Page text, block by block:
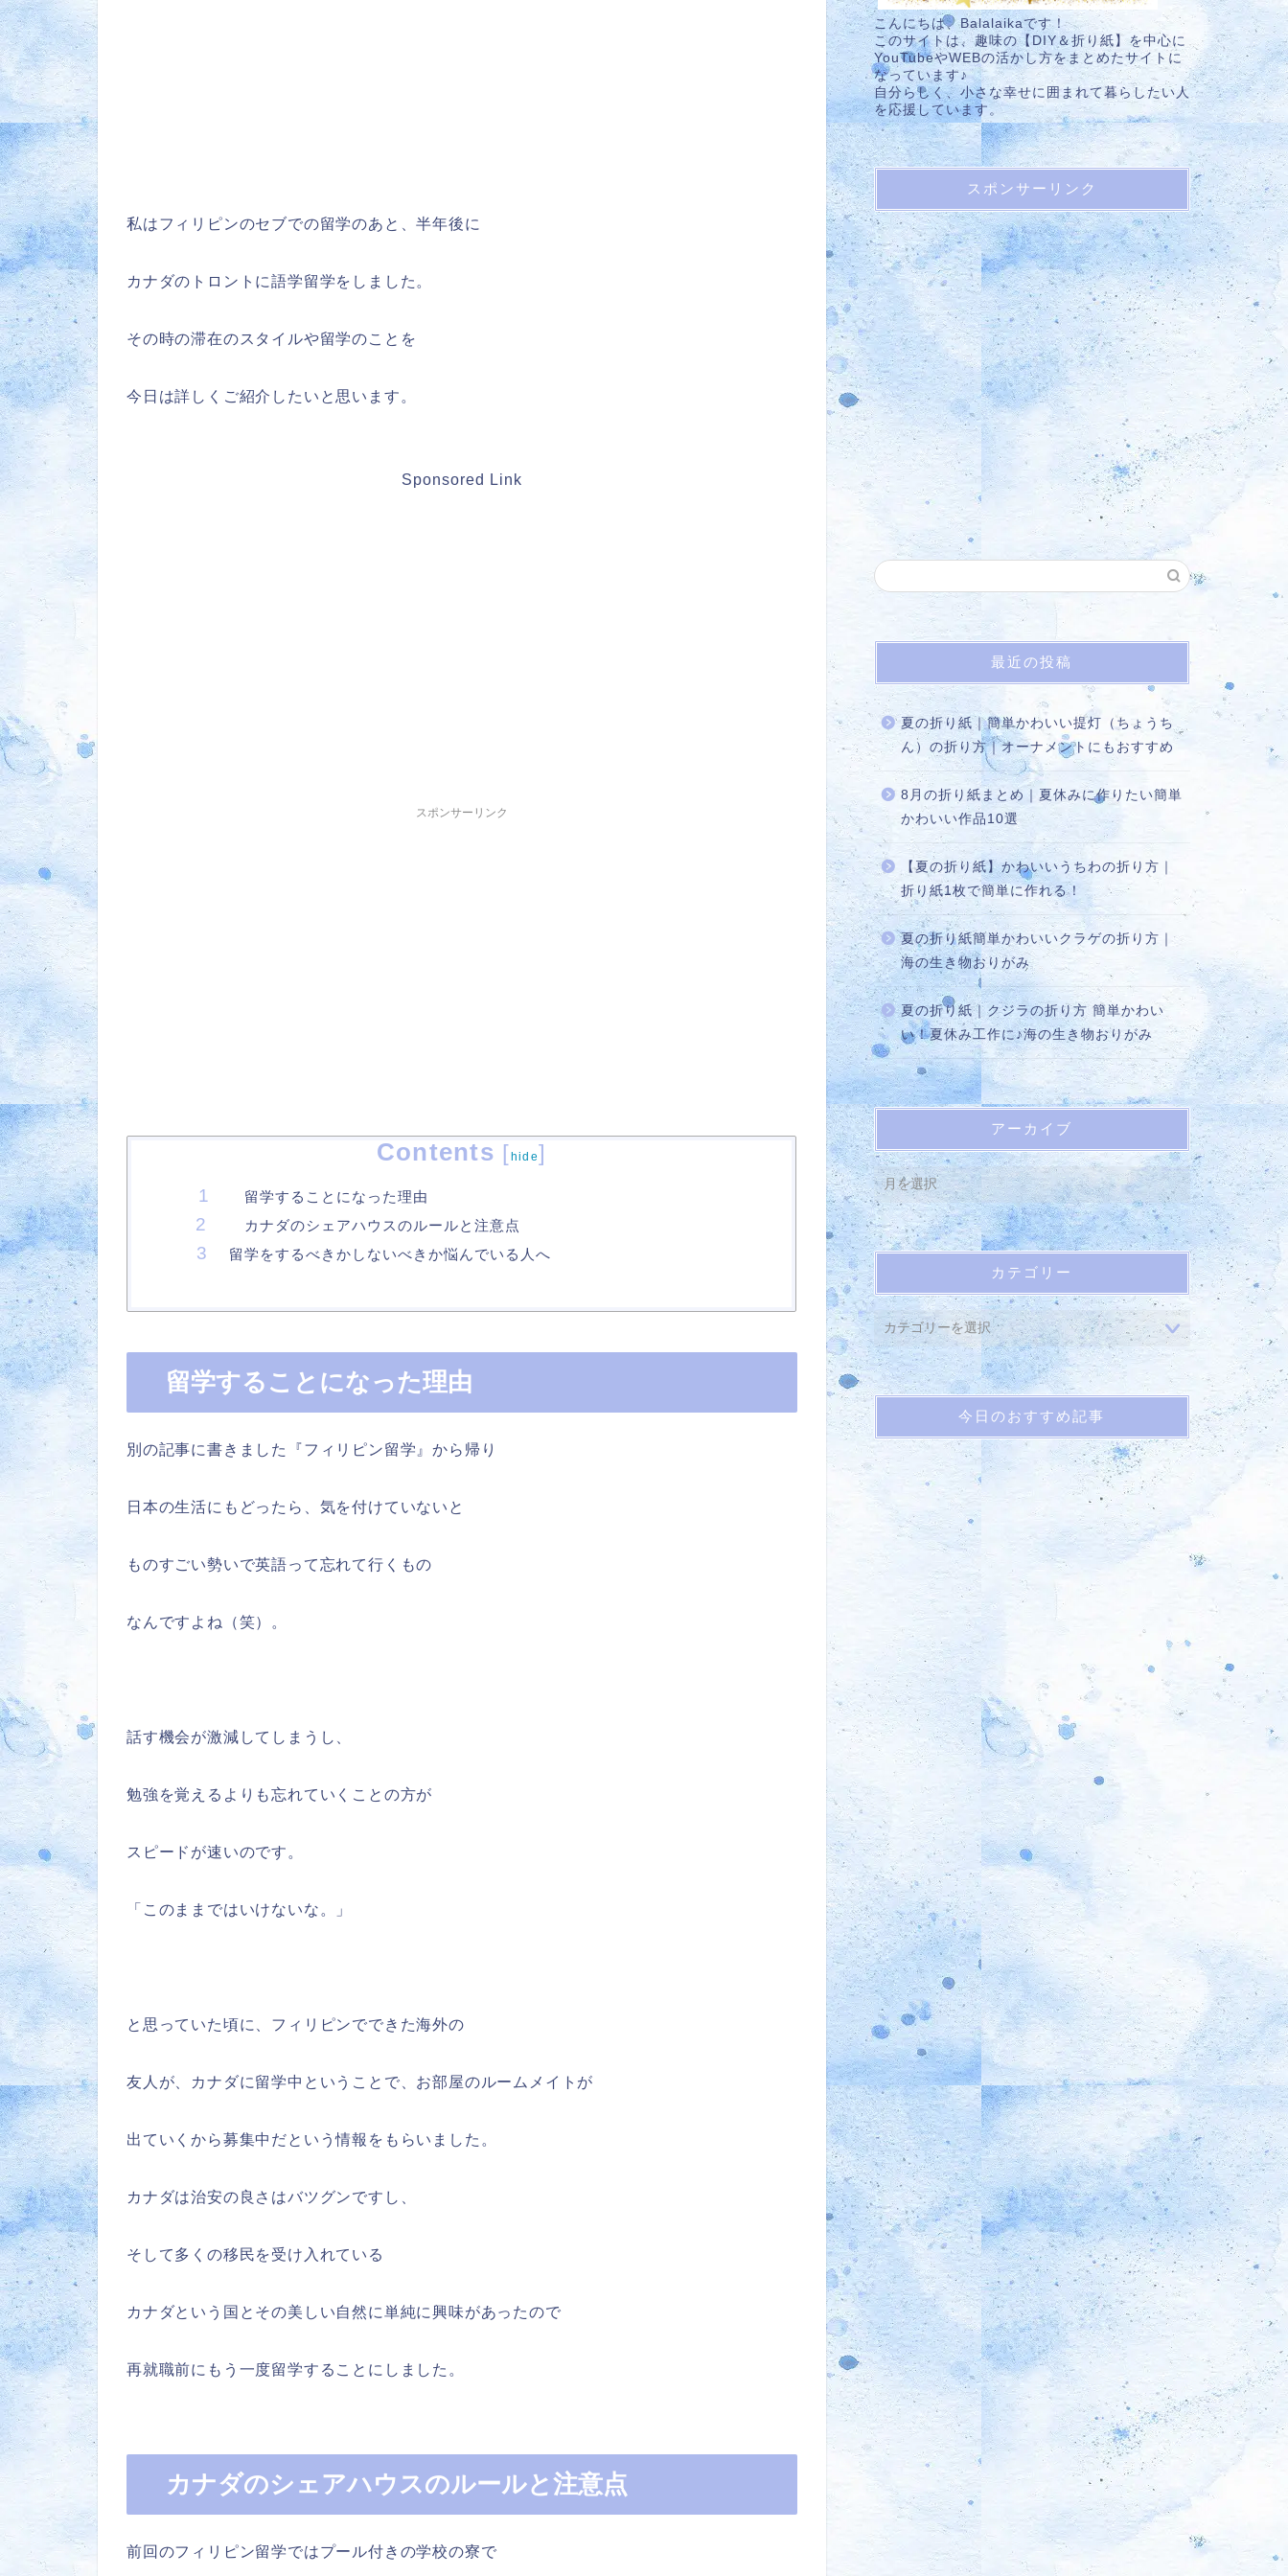
私はフィリピンのセブでの留学のあと、半年後に
カナダのトロントに語学留学をしました。
その時の滞在のスタイルや留学のことを
今日は詳しくご紹介したいと思います。
Sponsored Link
スポンサーリンク
Contents [ hide]
留学することになった理由
カナダのシェアハウスのルールと注意点
留学をするべきかしないべきか悩んでいる人へ
留学することになった理由
別の記事に書きました『フィリピン留学』から帰り
日本の生活にもどったら、気を付けていないと
ものすごい勢いで英語って忘れて行くもの
なんですよね（笑）。
話す機会が激減してしまうし、
勉強を覚えるよりも忘れていくことの方が
スピードが速いのです。
「このままではいけないな。」
と思っていた頃に、フィリピンでできた海外の
友人が、カナダに留学中ということで、お部屋のルームメイトが
出ていくから募集中だという情報をもらいました。
カナダは治安の良さはバツグンですし、
そして多くの移民を受け入れている
カナダという国とその美しい自然に単純に興味があったので
再就職前にもう一度留学することにしました。
カナダのシェアハウスのルールと注意点
前回のフィリピン留学ではプール付きの学校の寮で
こんにちは、Balalaikaです！
このサイトは、趣味の【DIY＆折り紙】を中心に
YouTubeやWEBの活かし方をまとめたサイトに
なっています♪
自分らしく、小さな幸せに囲まれて暮らしたい人
を応援しています。
スポンサーリンク
最近の投稿
夏の折り紙｜簡単かわいい提灯（ちょうち
ん）の折り方｜オーナメントにもおすすめ
8月の折り紙まとめ｜夏休みに作りたい簡単
かわいい作品10選
【夏の折り紙】かわいいうちわの折り方｜
折り紙1枚で簡単に作れる！
夏の折り紙簡単かわいいクラゲの折り方｜
海の生き物おりがみ
夏の折り紙｜クジラの折り方 簡単かわい
い！夏休み工作に♪海の生き物おりがみ
アーカイブ
カテゴリー
今日のおすすめ記事